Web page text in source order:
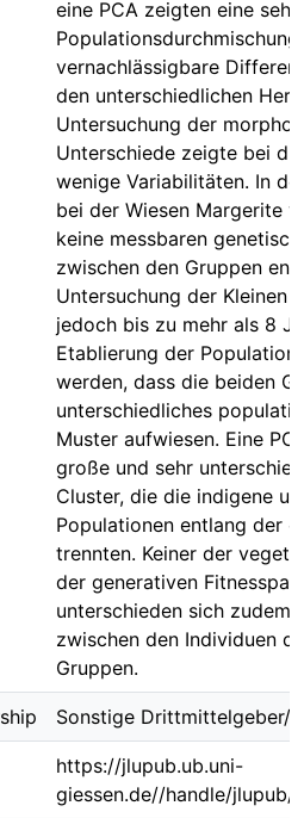
eine PCA zeigten eine
vernachlässigbare
den unterschiedlichen
Untersuchung der
Unterschiede zeigte bei
wenige Variabilitäten. In
bei der Wiesen Margerite
keine messbaren
zwischen den Gruppen
Untersuchung der Kleinen
jedoch bis zu mehr als 8
Etablierung der
werden, dass die beiden
unterschiedliches
Muster aufwiesen. Eine
große und sehr
Cluster, die die indigene
Populationen entlang der
trennten. Keiner der
der generativen
unterschieden sich zudem
zwischen den Individuen
Gruppen.
Sonstige Drittmittelgeber/-
https://jlupub.ub.uni-
giessen.de//handle/jlupub/